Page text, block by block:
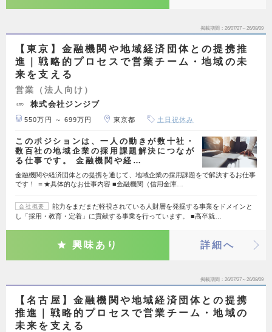
掲載期間 26/07/27～26/08/09
【東京】金融機関や地域経済団体との提携推
進｜戦略的プロセスで営業チーム・地域の未
来を支える
営業（法人向け）
株式会社ジンジブ
550万円 ～ 699万円 東京都 土日祝休み
このポジションは、一人の動きが数十社・
数百社の地域企業の採用課題解決につなが
る仕事です。 金融機関や経…
金融機関や経済団体との提携を通じて、地域企業の採用課題をで解決するお仕事
です！ ＝★具体的なお仕事内容 ■金融機関（信用金庫…
会社概要
能力をまだまだ軽視されている人財層を発掘する事業をドメインと
し「採用・教育・定着」に貢献する事業を行っています。 ■高卒就…
興味あり 詳細へ
掲載期間 26/07/27～26/08/09
【名古屋】金融機関や地域経済団体との提携
推進｜戦略的プロセスで営業チーム・地域の
未来を支える